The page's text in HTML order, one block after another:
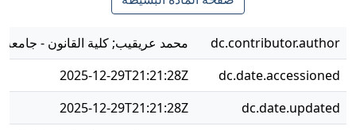
dc.contributor.author
محمد عريقيب; كلية القانون -
dc.date.accessioned
2025-12-29T21:21:28Z
dc.date.updated
2025-12-29T21:21:28Z